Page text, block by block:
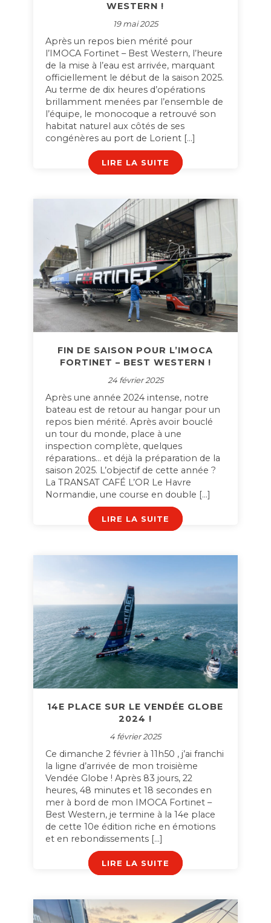
WESTERN !
19 mai 2025
Après un repos bien mérité pour
l’IMOCA Fortinet – Best Western, l’heure
de la mise à l’eau est arrivée, marquant
officiellement le début de la saison 2025.
Au terme de dix heures d’opérations
brillamment menées par l’ensemble de
l’équipe, le monocoque a retrouvé son
habitat naturel aux côtés de ses
congénères au port de Lorient […]
LIRE LA SUITE
FIN DE SAISON POUR L’IMOCA
FORTINET – BEST WESTERN !
24 février 2025
Après une année 2024 intense, notre
bateau est de retour au hangar pour un
repos bien mérité. Après avoir bouclé
un tour du monde, place à une
inspection complète, quelques
réparations… et déjà la préparation de la
saison 2025. L’objectif de cette année ?
La TRANSAT CAFÉ L’OR Le Havre
Normandie, une course en double […]
LIRE LA SUITE
14E PLACE SUR LE VENDÉE GLOBE
2024 !
4 février 2025
Ce dimanche 2 février à 11h50 , j’ai franchi
la ligne d’arrivée de mon troisième
Vendée Globe ! Après 83 jours, 22
heures, 48 minutes et 18 secondes en
mer à bord de mon IMOCA Fortinet –
Best Western, je termine à la 14e place
de cette 10e édition riche en émotions
et en rebondissements […]
LIRE LA SUITE